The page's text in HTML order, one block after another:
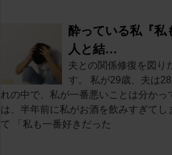
酔っている私『私
人と結…
夫との関係修復を図り
す。 私が29歳、夫は
れの中で、私が一番悪いことは分かっ
は、半年前に私がお酒を飲みすぎてし
て 「私も一番好きだった